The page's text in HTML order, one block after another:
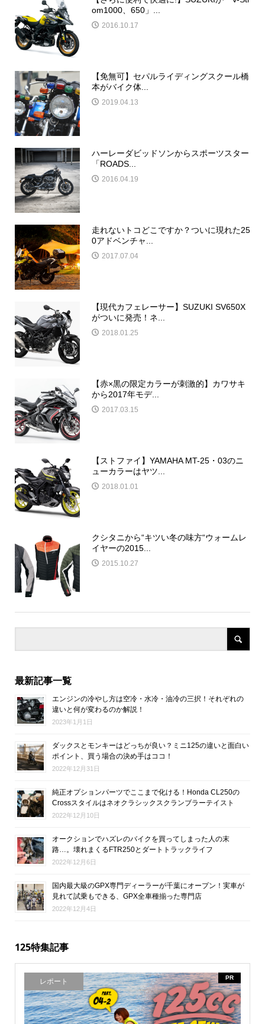
om1000、650」...
2016.10.17
【免無可】セパルライディングスクール橋
本がバイク体...
2019.04.13
ハーレーダビッドソンからスポーツスター
「ROADS...
2016.04.19
走れないトコどこですか？ついに現れた25
0アドベンチャ...
2017.07.04
【現代カフェレーサー】SUZUKI SV650X
がついに発売！ネ...
2018.01.25
【赤×黒の限定カラーが刺激的】カワサキ
から2017年モデ...
2017.03.15
【ストファイ】YAMAHA MT-25・03のニ
ューカラーはヤツ...
2018.01.01
クシタニから“キツい冬の味方“ウォームレ
イヤーの2015...
2015.10.27
最新記事一覧
エンジンの冷やし方は空冷・水冷・油冷の三択！それぞれの
違いと何が変わるのか解説！
2023年1月1日
ダックスとモンキーはどっちが良い？ミニ125の違いと面白い
ポイント、買う場合の決め手はココ！
2022年12月31日
純正オプションパーツでここまで化ける！Honda CL250の
Crossスタイルはネオクラシックスクランブラーテイスト
2022年12月10日
オークションでハズレのバイクを買ってしまった人の末
路…。壊れまくるFTR250とダートトラックライフ
2022年12月6日
国内最大級のGPX専門ディーラーが千葉にオープン！実車が
見れて試乗もできる、GPX全車種揃った専門店
2022年12月4日
125特集記事
レポート PR